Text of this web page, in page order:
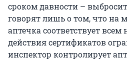
сроком давности –
говорят лишь о том, что на
аптечка соответствует
действия сертификатов
инспектор контролирует